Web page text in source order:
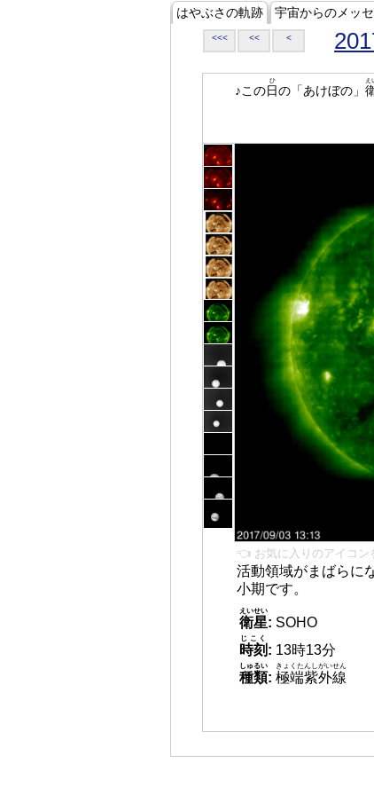
はやぶさの軌跡 宇宙からのメッ
<<< << <
♪この日
ひ
の「あけぼの」
え
👈 お気に入りのアイコン
活動領域がまばらに
小期です。
衛星
えいせい
: SOHO
時刻
じこく
: 13時13分
種類
しゅるい
: 極端紫外線
きょくたんしがいせん